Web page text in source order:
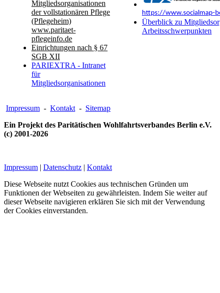
Mitgliedsorganisationen
der vollstationären Pflege
(Pflegeheim)
www.paritaet-
pflegeinfo.de
Einrichtungen nach § 67
SGB XII
PARIEXTRA - Intranet
für
Mitgliedsorganisationen
https://www.socialmap-
Überblick zu
Arbeitsschwerpunkten
Impressum - Kontakt - Sitemap
Ein Projekt des Paritätischen Wohlfahrtsverbandes Berlin e.V.
(c) 2001-2026
Impressum | Datenschutz | Kontakt
Diese Webseite nutzt Cookies aus technischen Gründen um
Funktionen der Webseiten zu gewährleisten. Indem Sie weiter auf
dieser Webseite navigieren erklären Sie sich mit der Verwendung
der Cookies einverstanden.